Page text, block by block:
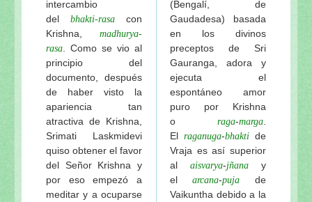
intercambio
del bhakti-rasa con
Krishna, madhurya-
rasa . Como se vio al
principio del
documento, después
de haber visto la
apariencia tan
atractiva de Krishna,
Srimati Laskmidevi
quiso obtener el favor
del Señor Krishna y
por eso empezó a
meditar y a ocuparse
(Bengalí, de
Gaudadesa) basada
en los divinos
preceptos de Sri
Gauranga, adora y
ejecuta el
espontáneo amor
puro por Krishna
o raga-marga
El raganuga-bhakti de
Vraja es así superior
al aisvarya-jñana y
el arcana-puja de
Vaikuntha debido a la